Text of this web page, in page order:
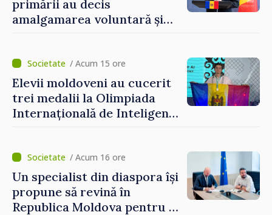
primării au decis
amalgamarea voluntară și
Grosu: „Este important să
depășim blocajele și să dăm o
șansă localităților să se
dezvolte”
/ Acum 15 ore
Elevii moldoveni au cucerit
trei medalii la Olimpiada
Internațională de Inteligență
/ Acum 16 ore
Un specialist din diaspora își
propune să revină în
Republica Moldova pentru a